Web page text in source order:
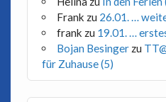
Frank zu 26.01. …
frank zu 19.01. …
Bojan Besingerzu
für Zuhause (5)